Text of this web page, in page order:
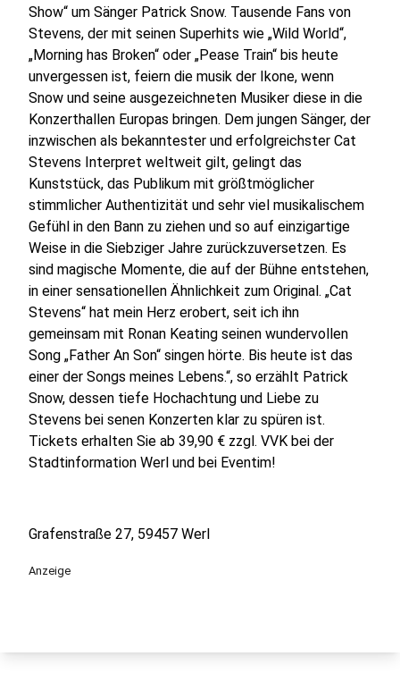
Show“ um Sänger Patrick Snow. Tausende Fans von
Stevens, der mit seinen Superhits wie „Wild World“,
„Morning has Broken“ oder „Pease Train“ bis heute
unvergessen ist, feiern die musik der Ikone, wenn
Snow und seine ausgezeichneten Musiker diese in die
Konzerthallen Europas bringen. Dem jungen Sänger, der
inzwischen als bekanntester und erfolgreichster Cat
Stevens Interpret weltweit gilt, gelingt das
Kunststück, das Publikum mit größtmöglicher
stimmlicher Authentizität und sehr viel musikalischem
Gefühl in den Bann zu ziehen und so auf einzigartige
Weise in die Siebziger Jahre zurückzuversetzen. Es
sind magische Momente, die auf der Bühne entstehen,
in einer sensationellen Ähnlichkeit zum Original. „Cat
Stevens“ hat mein Herz erobert, seit ich ihn
gemeinsam mit Ronan Keating seinen wundervollen
Song „Father An Son“ singen hörte. Bis heute ist das
einer der Songs meines Lebens.“, so erzählt Patrick
Snow, dessen tiefe Hochachtung und Liebe zu
Stevens bei senen Konzerten klar zu spüren ist.
Tickets erhalten Sie ab 39,90 € zzgl. VVK bei der
Stadtinformation Werl und bei Eventim!
Grafenstraße 27, 59457 Werl
Anzeige